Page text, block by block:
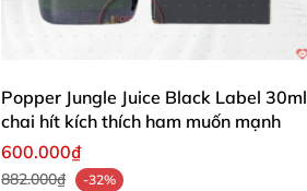
Popper Jungle Juice Black Label 30ml
chai hít kích thích ham muốn mạnh
600.000₫
882.000₫
-32%